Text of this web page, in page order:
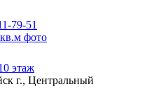
79-51
этаж
г., Центральный